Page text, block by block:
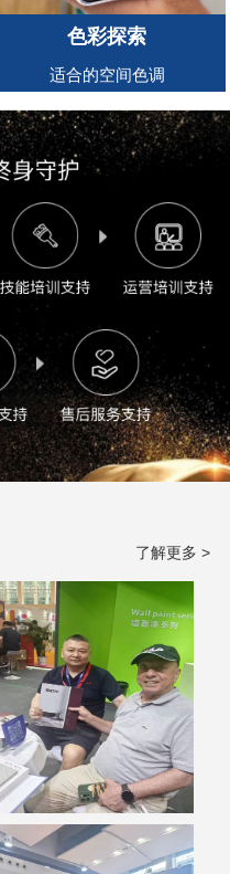
色彩探索
适合的空间色调
了解更多 >